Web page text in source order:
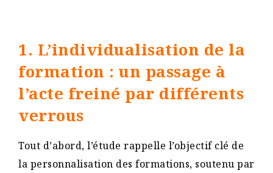
1. L’individualisation de la
formation : un passage à
l’acte freiné par différents
verrous
Tout d’abord, l’étude rappelle l’objectif clé de
la personnalisation des formations, soutenu par